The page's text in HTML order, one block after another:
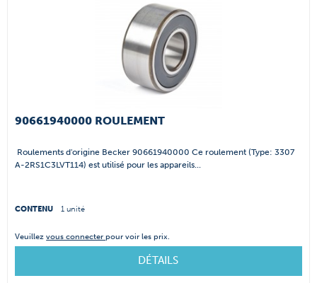
90661940000 ROULEMENT
Roulements d'origine Becker 90661940000 Ce roulement (Type: 3307
A-2RS1C3LVT114) est utilisé pour les appareils...
CONTENU 1 unité
Veuillezvous connecterpour voir les prix.
DÉTAILS